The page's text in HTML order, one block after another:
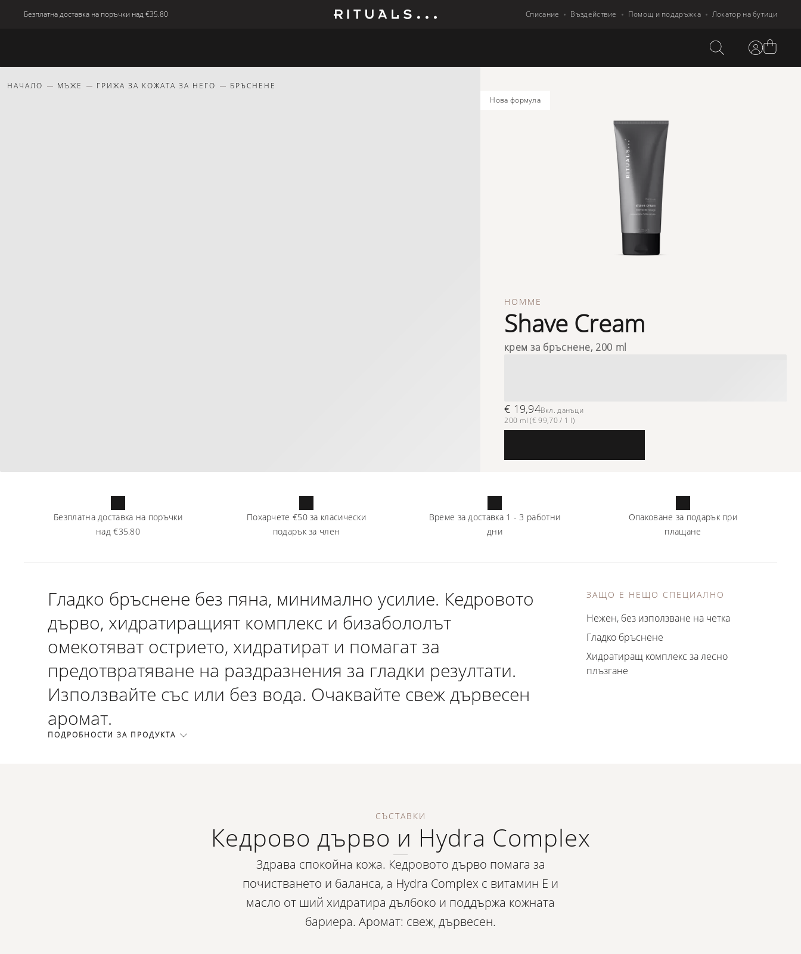
Безплатна доставка на поръчки над€35.80 Списание Въздействие Помощ и поддръжка Локатор на бутици
НАЧАЛО МЪЖЕ ГРИЖА ЗА КОЖАТА ЗА НЕГО
БРЪСНЕНЕ
новa формулa
HOMME
Shave Cream
крем за бръснене, 200 ml
€ 19,94Вкл. данъци
200 ml (€ 99,70 / 1 l)
Безплатна доставка на поръчки
над €35.80
Похарчете €50 за класически
подарък за член
Време за доставка 1 - 3 работни
дни
Опаковане за подарък при
плащане
Гладко бръснене без пяна, минимално усилие. Кедровото
дърво, хидратиращият комплекс и бизабололът
омекотяват острието, хидратират и помагат за
предотвратяване на раздразнения за гладки резултати.
Използвайте със или без вода. Очаквайте свеж дървесен
аромат.
ПОДРОБНОСТИ ЗА ПРОДУКТА
ЗАЩО Е НЕЩО СПЕЦИАЛНО
Нежен, без използване на четка
Гладко бръснене
Хидратиращ комплекс за лесно
плъзгане
СЪСТАВКИ
Кедрово дърво и Hydra Complex
Здрава спокойна кожа. Кедровото дърво помага за
почистването и баланса, а Hydra Complex с витамин Е и
масло от ший хидратира дълбоко и поддържа кожната
бариера. Аромат: свеж, дървесен.